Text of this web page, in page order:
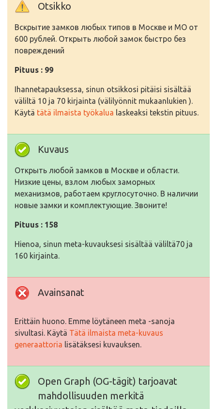
Otsikko
Вскрытие замков любых типов в Москве и МО от
600 рублей. Открыть любой замок быстро без
повреждений
Pituus : 99
Ihannetapauksessa, sinun otsikkosi pitäisi sisältää
väliltä 10 ja 70 kirjainta (välilyönnit mukaanlukien ).
Käytä tätä ilmaista työkalua laskeaksi tekstin pituus.
Kuvaus
Открыть любой замков в Москве и области.
Низкие цены, взлом любых заморных
механизмов, работаем круглосуточно. В наличии
новые замки и комплектующие. Звоните!
Pituus : 158
Hienoa, sinun meta-kuvauksesi sisältää väliltä70 ja
160 kirjainta.
Avainsanat
Erittäin huono. Emme löytäneen meta -sanoja
sivultasi. Käytä Tätä ilmaista meta-kuvaus
generaattoria lisätäksesi kuvauksen.
Open Graph (OG-tägit) tarjoavat
mahdollisuuden merkitä